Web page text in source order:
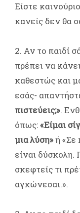
Είστε
κανείς δεν θα
2. Αν το παιδί
πρέπει να
καθεστώς και
εσάς-
πιστεύεις;».
όπως:«Είμαι
μια λύση»ή «Σε
είναι δύσκολη.
σκεφτείς τι
αγχώνεσαι.».